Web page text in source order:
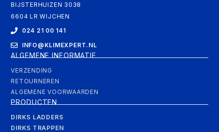
BIJSTERHUIZEN 3038
6604 LR WIJCHEN
024 21 00 141
INFO@KLIMEXPERT.NL
ALGEMENE INFORMATIE
VERZENDING
RETOURNEREN
ALGEMENE VOORWAARDEN
PRODUCTEN
DIRKS LADDERS
DIRKS TRAPPEN